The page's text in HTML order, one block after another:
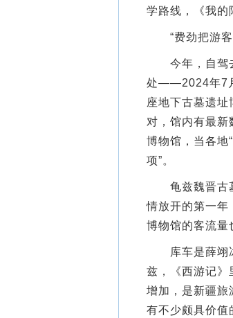
学路线，《我的
“费劲把游客
今年，自驾去
处——2024年7
座地下古墓遗
对，馆内有最新
博物馆，当各地
项”。
龟兹魏晋古墓
情放开的第一年
博物馆的客流量
库车是薛翊冰
兹，《西游记》
增加，是新疆旅
有不少颇具价值